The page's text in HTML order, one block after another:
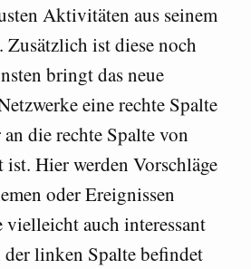
Aktivitäten aus seinem
ist diese noch
bringt das neue
eine rechte Spalte
die rechte Spalte von
Hier werden Vorschläge
oder Ereignissen
vielleicht auch interessant
linken Spalte befindet